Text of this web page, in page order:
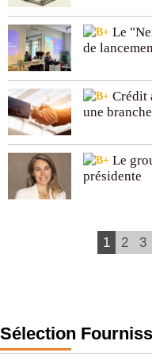
Le
de
Crédit
une
Le
présidente
1 2 3
Sélection